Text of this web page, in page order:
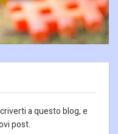
a questo blog, e
post.